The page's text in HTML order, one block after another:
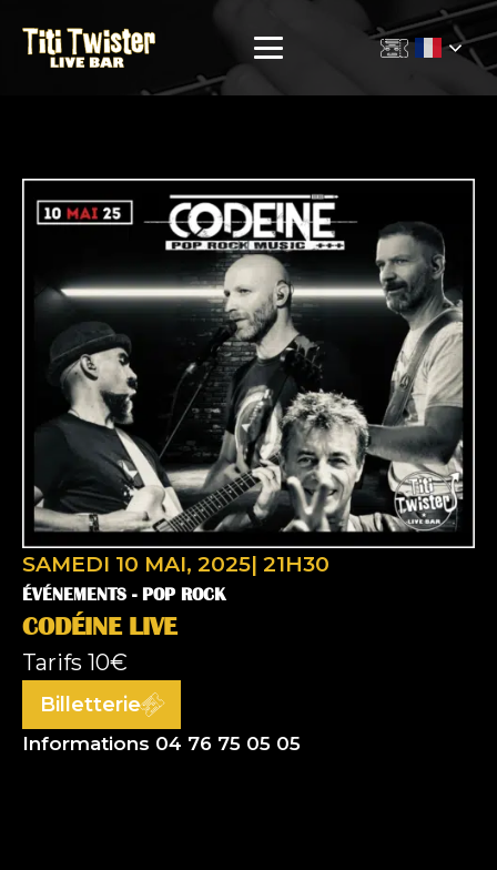
SAMEDI 10 MAI, 2025| 21H30
ÉVÉNEMENTS - POP ROCK
CODÉINE LIVE
Tarifs 10€
Billetterie
Informations 04 76 75 05 05